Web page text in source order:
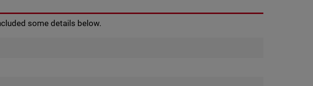
some details below.